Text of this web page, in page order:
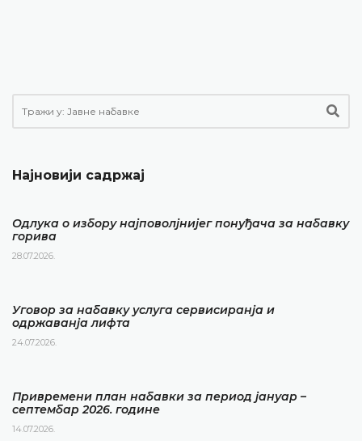
Најновији садржај
Одлука о избору најповолјнијег понуђача за набавку
горива
28.07.2026.
Уговор за набавку услуга сервисиранја и
одржаванја лифта
24.07.2026.
Привремени план набавки за период јануар –
септембар 2026. године
14.07.2026.